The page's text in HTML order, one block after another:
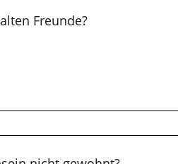
Freunde?